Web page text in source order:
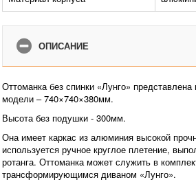
ОПИСАНИЕ
Оттоманка без спинки «Лунго»
модели – 740×740×380мм.
Высота без подушки - 300мм.
Она имеет каркас из алюминия высокой
используется ручное круглое плетение,
ротанга. Оттоманка может служить в
трансформирующимся диваном «Лунго».